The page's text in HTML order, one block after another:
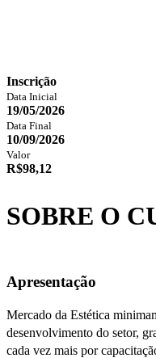
Inscrição
Data Inicial
19/05/2026
Data Final
10/09/2026
Valor
R$98,12
SOBRE O
Apresentação
Mercado da Estética
desenvolvimento do setor,
cada vez mais por